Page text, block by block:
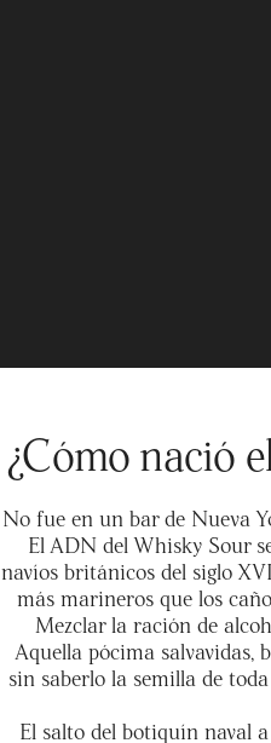
¿Cómo nació
No fue en un bar de Nueva
El ADN del Whisky Sour
navíos británicos del siglo
más marineros que los
Mezclar la ración de
Aquella pócima salvavidas,
sin saberlo la semilla de
El salto del botiquín naval